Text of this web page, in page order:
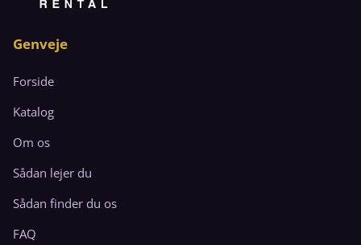
Genveje
Forside
Katalog
Om os
Sådan lejer du
Sådan finder du os
FAQ